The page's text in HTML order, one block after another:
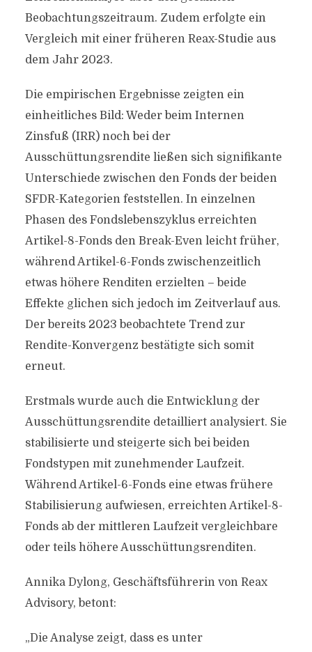
Beobachtungszeitraum. Zudem erfolgte ein
Vergleich mit einer früheren Reax-Studie aus
dem Jahr 2023.
Die empirischen Ergebnisse zeigten ein
einheitliches Bild: Weder beim Internen
Zinsfuß (IRR) noch bei der
Ausschüttungsrendite ließen sich signifikante
Unterschiede zwischen den Fonds der beiden
SFDR-Kategorien feststellen. In einzelnen
Phasen des Fondslebenszyklus erreichten
Artikel-8-Fonds den Break-Even leicht früher,
während Artikel-6-Fonds zwischenzeitlich
etwas höhere Renditen erzielten – beide
Effekte glichen sich jedoch im Zeitverlauf aus.
Der bereits 2023 beobachtete Trend zur
Rendite-Konvergenz bestätigte sich somit
erneut.
Erstmals wurde auch die Entwicklung der
Ausschüttungsrendite detailliert analysiert. Sie
stabilisierte und steigerte sich bei beiden
Fondstypen mit zunehmender Laufzeit.
Während Artikel-6-Fonds eine etwas frühere
Stabilisierung aufwiesen, erreichten Artikel-8-
Fonds ab der mittleren Laufzeit vergleichbare
oder teils höhere Ausschüttungsrenditen.
Annika Dylong, Geschäftsführerin von Reax
Advisory, betont:
„Die Analyse zeigt, dass es unter